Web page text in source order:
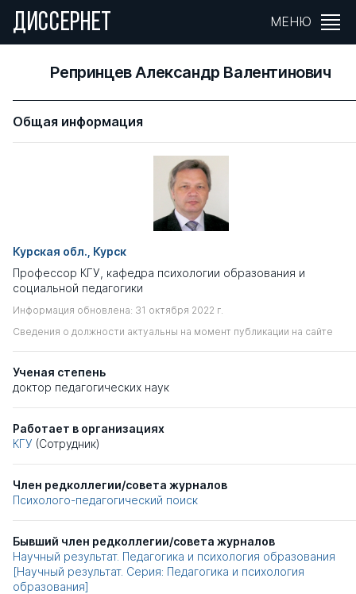
ДИССЕРНЕТ МЕНЮ
Репринцев Александр Валентинович
Общая информация
Курская обл., Курск
Профессор КГУ, кафедра психологии образования и
социальной педагогики
Информация обновлена: 31 октября 2022 г.
Сведения о должности актуальны на момент публикации на сайте
Ученая степень
доктор педагогических наук
Работает в организациях
КГУ (Сотрудник)
Член редколлегии/совета журналов
Психолого-педагогический поиск
Бывший член редколлегии/совета журналов
Научный результат. Педагогика и психология образования
[Научный результат. Серия: Педагогика и психология
образования]